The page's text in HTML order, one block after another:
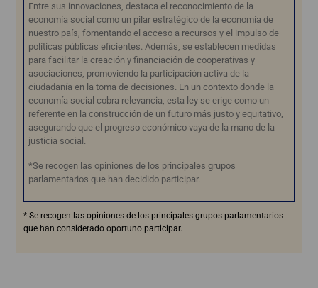
Entre sus innovaciones, destaca el reconocimiento de la
economía social como un pilar estratégico de la economía de
nuestro país, fomentando el acceso a recursos y el impulso de
políticas públicas eficientes. Además, se establecen medidas
para facilitar la creación y financiación de cooperativas y
asociaciones, promoviendo la participación activa de la
ciudadanía en la toma de decisiones. En un contexto donde la
economía social cobra relevancia, esta ley se erige como un
referente en la construcción de un futuro más justo y equitativo,
asegurando que el progreso económico vaya de la mano de la
justicia social.
*Se recogen las opiniones de los principales grupos
parlamentarios que han decidido participar.
* Se recogen las opiniones de los principales grupos parlamentarios
que han considerado oportuno participar.